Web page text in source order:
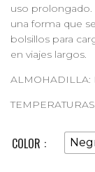
uso prolongado.
una forma que
bolsillos para
en viajes largos.
ALMOHADILLA:
TEMPERATURAS
COLOR